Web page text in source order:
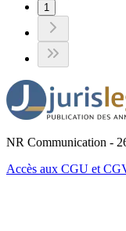
1
NR Communication -
Accès aux CGU et